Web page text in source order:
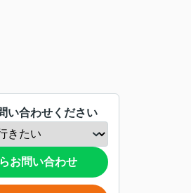
い合わせください
お問い合わせ